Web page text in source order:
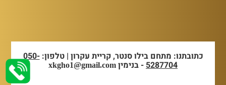
כתובתנו: מתחם בילו סנטר, קריית עקרון | טלפון:050-
5287704- בנימין xkgho1@gmail.com